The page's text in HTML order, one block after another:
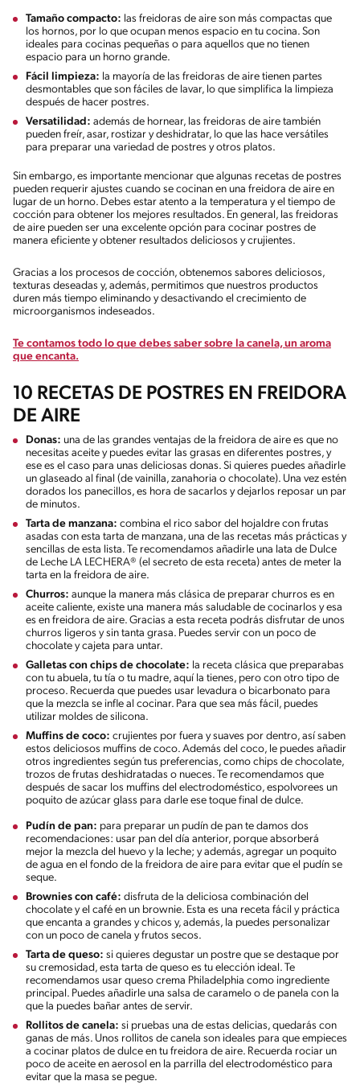
Tamaño compacto: las freidoras de aire son más compactas que
los hornos, por lo que ocupan menos espacio en tu cocina. Son
ideales para cocinas pequeñas o para aquellos que no tienen
espacio para un horno grande.
Fácil limpieza: la mayoría de las freidoras de aire tienen partes
desmontables que son fáciles de lavar, lo que simplifica la limpieza
después de hacer postres.
Versatilidad: además de hornear, las freidoras de aire también
pueden freír, asar, rostizar y deshidratar, lo que las hace versátiles
para preparar una variedad de postres y otros platos.
Sin embargo, es importante mencionar que algunas recetas de postres
pueden requerir ajustes cuando se cocinan en una freidora de aire en
lugar de un horno. Debes estar atento a la temperatura y el tiempo de
cocción para obtener los mejores resultados. En general, las freidoras
de aire pueden ser una excelente opción para cocinar postres de
manera eficiente y obtener resultados deliciosos y crujientes.
Gracias a los procesos de cocción, obtenemos sabores deliciosos,
texturas deseadas y, además, permitimos que nuestros productos
duren más tiempo eliminando y desactivando el crecimiento de
microorganismos indeseados.
Te contamos todo lo que debes saber sobre la canela, un aroma
que encanta.
10 RECETAS DE POSTRES EN FREIDORA
DE AIRE
Donas: una de las grandes ventajas de la freidora de aire es que no
necesitas aceite y puedes evitar las grasas en diferentes postres, y
ese es el caso para unas deliciosas donas. Si quieres puedes añadirle
un glaseado al final (de vainilla, zanahoria o chocolate). Una vez estén
dorados los panecillos, es hora de sacarlos y dejarlos reposar un par
de minutos.
Tarta de manzana: combina el rico sabor del hojaldre con frutas
asadas con esta tarta de manzana, una de las recetas más prácticas y
sencillas de esta lista. Te recomendamos añadirle una lata de Dulce
de Leche LA LECHERA® (el secreto de esta receta) antes de meter la
tarta en la freidora de aire.
Churros: aunque la manera más clásica de preparar churros es en
aceite caliente, existe una manera más saludable de cocinarlos y esa
es en freidora de aire. Gracias a esta receta podrás disfrutar de unos
churros ligeros y sin tanta grasa. Puedes servir con un poco de
chocolate y cajeta para untar.
Galletas con chips de chocolate: la receta clásica que preparabas
con tu abuela, tu tía o tu madre, aquí la tienes, pero con otro tipo de
proceso. Recuerda que puedes usar levadura o bicarbonato para
que la mezcla se infle al cocinar. Para que sea más fácil, puedes
utilizar moldes de silicona.
Muffins de coco: crujientes por fuera y suaves por dentro, así saben
estos deliciosos muffins de coco. Además del coco, le puedes añadir
otros ingredientes según tus preferencias, como chips de chocolate,
trozos de frutas deshidratadas o nueces. Te recomendamos que
después de sacar los muffins del electrodoméstico, espolvorees un
poquito de azúcar glass para darle ese toque final de dulce.
Pudín de pan: para preparar un pudín de pan te damos dos
recomendaciones: usar pan del día anterior, porque absorberá
mejor la mezcla del huevo y la leche; y además, agregar un poquito
de agua en el fondo de la freidora de aire para evitar que el pudín se
seque.
Brownies con café: disfruta de la deliciosa combinación del
chocolate y el café en un brownie. Esta es una receta fácil y práctica
que encanta a grandes y chicos y, además, la puedes personalizar
con un poco de canela y frutos secos.
Tarta de queso: si quieres degustar un postre que se destaque por
su cremosidad, esta tarta de queso es tu elección ideal. Te
recomendamos usar queso crema Philadelphia como ingrediente
principal. Puedes añadirle una salsa de caramelo o de panela con la
que la puedes bañar antes de servir.
Rollitos de canela: si pruebas una de estas delicias, quedarás con
ganas de más. Unos rollitos de canela son ideales para que empieces
a cocinar platos de dulce en tu freidora de aire. Recuerda rociar un
poco de aceite en aerosol en la parrilla del electrodoméstico para
evitar que la masa se pegue.